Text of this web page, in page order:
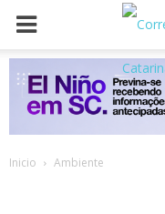
Inicio Ambiente